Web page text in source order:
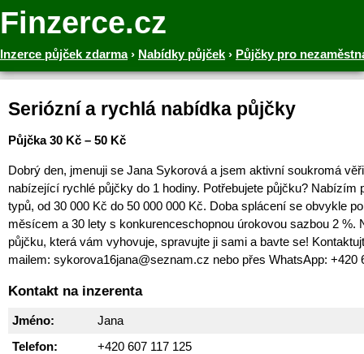
Finzerce.cz
Inzerce půjček zdarma› Nabídky půjček › Půjčky pro
Seriózní a rychlá nabídka půjčky
Půjčka 30 Kč – 50 Kč
Dobrý den, jmenuji se Jana Sykorová a jsem aktivní soukromá
nabízející rychlé půjčky do 1 hodiny. Potřebujete půjčku? Nabízím
typů, od 30 000 Kč do 50 000 000 Kč. Doba splácení se obvykle
měsícem a 30 lety s konkurenceschopnou úrokovou sazbou 2 %.
půjčku, která vám vyhovuje, spravujte ji sami a bavte se!
mailem: sykorova16jana@seznam.cz nebo přes WhatsApp: +420
Kontakt na inzerenta
Jméno:
Jana
Telefon:
+420 607 117 125